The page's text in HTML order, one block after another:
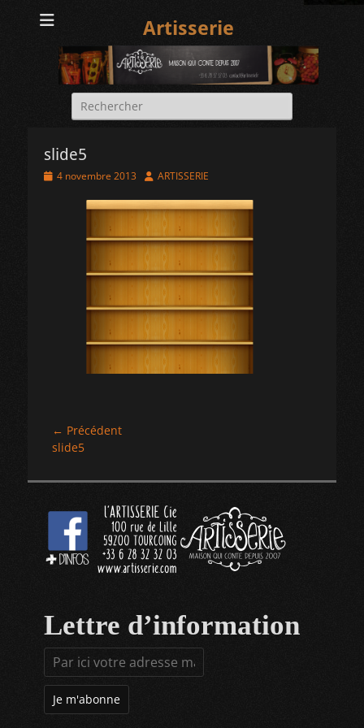
Artisserie
Rechercher :
slide5
Posted
4 novembre 2013 Author
ARTISSERIE
Navigation
de
← Précédent
Article
slide5
Lettre d’information